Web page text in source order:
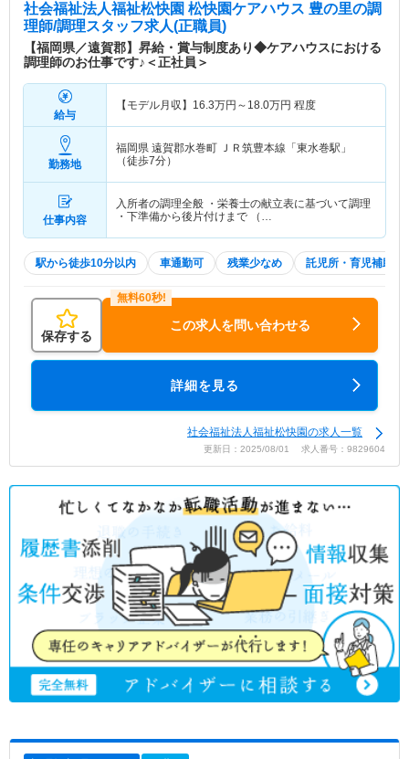
社会福祉法人福祉松快園 松快園ケアハウス 豊の里の調
理師/調理スタッフ求人(正職員)
【福岡県／遠賀郡】昇給・賞与制度あり◆ケアハウスにおける
調理師のお仕事です♪＜正社員＞
給与
【モデル月収】 16.3万円～ 18.0万円 程度
勤務地
福岡県 遠賀郡水巻町 ＪＲ筑豊本線「東水巻駅」
（徒歩7分）
仕事内容
入所者の調理全般 ・栄養士の献立表に基づいて調理
・下準備から後片付けまで （…
駅から徒歩10分以内 車通勤可 残業少なめ 託児所・育児補助
保存する
この求人を問い合わせる
詳細を見る
社会福祉法人福祉松快園の求人一覧
更新日：2025/08/01 求人番号：9829604